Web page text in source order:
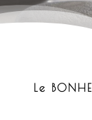
Le